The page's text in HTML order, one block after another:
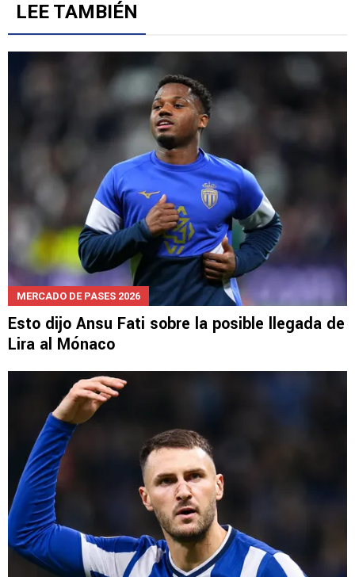
LEE TAMBIÉN
MERCADO DE PASES 2026
Esto dijo Ansu Fati sobre la posible llegada de
Lira al Mónaco